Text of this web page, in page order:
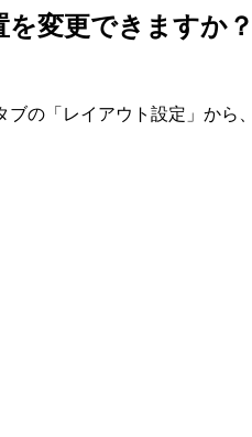
変更できますか？
の「レイアウト設定」か